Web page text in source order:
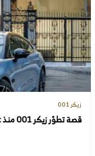
زيكر 001
قصة تطوّر زيكر 001 منذ Lynk & Co Zero Concept حتى الجيل الحالي